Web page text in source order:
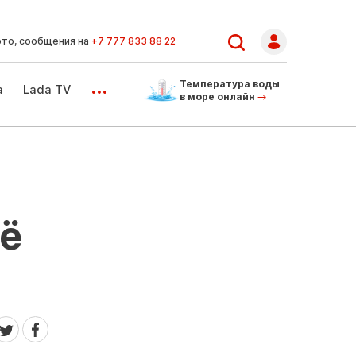
сообщения на +7 777 833 88 22
Lada TV ...
Температура воды
в море онлайн